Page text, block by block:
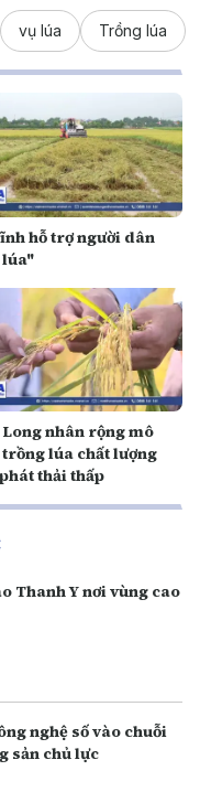
vụ lúa Trồng lúa
hỗ trợ người dân
nhân rộng mô
lúa chất lượng
thải thấp
Thanh Y nơi vùng cao
nghệ số vào chuỗi
sản chủ lực